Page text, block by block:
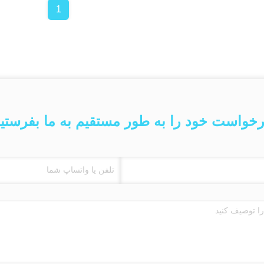
1
خود را به طور مستقیم به ما